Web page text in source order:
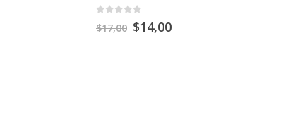
out of 5
$17,00 $14,00